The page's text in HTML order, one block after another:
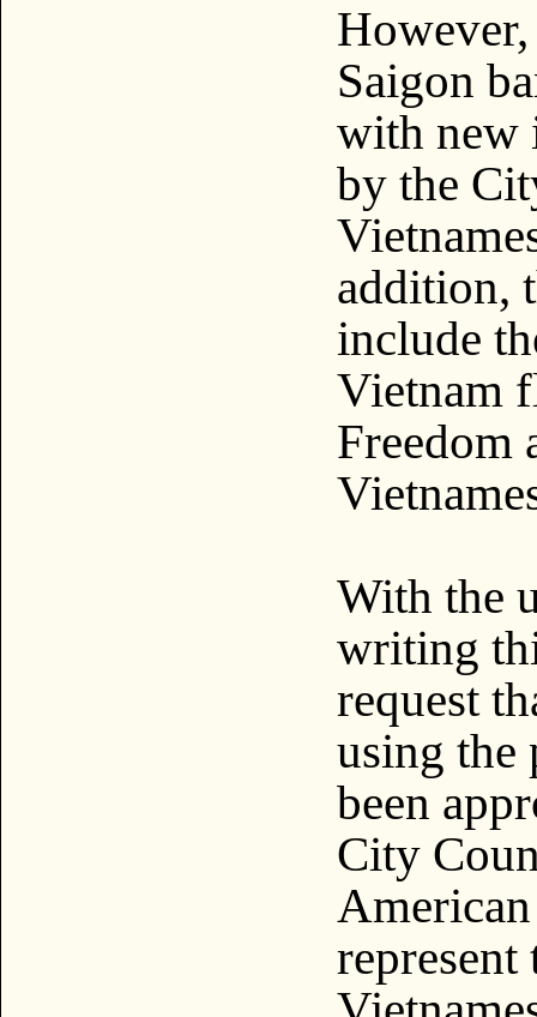
Saigon
with new
by the
addition,
include
Vietnam
Freedom
With the
writing
request
using the
been
City